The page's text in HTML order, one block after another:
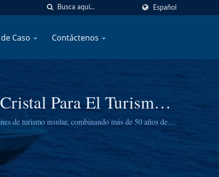
Español
Caso Contáctenos
Para El Turismo
de turismo insular, combinando más de 50 años de